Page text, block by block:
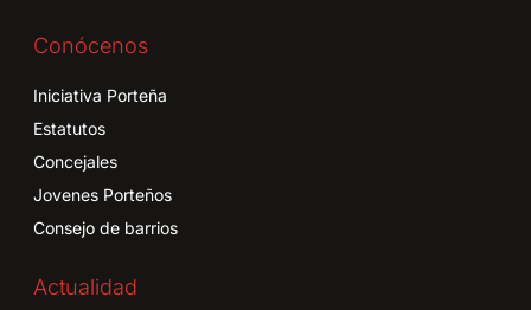
Conócenos
Iniciativa Porteña
Estatutos
Concejales
Jovenes Porteños
Consejo de barrios
Actualidad